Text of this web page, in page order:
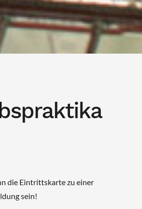
die Eintrittskarte zu einer
sein!